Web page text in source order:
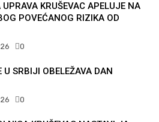
UPRAVA KRUŠEVAC APELUJE NA
POVEĆANOG RIZIKA OD
0
U SRBIJI OBELEŽAVA DAN
0